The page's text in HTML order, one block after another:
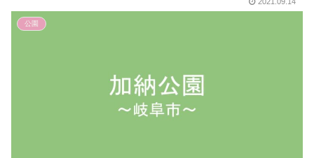
公園